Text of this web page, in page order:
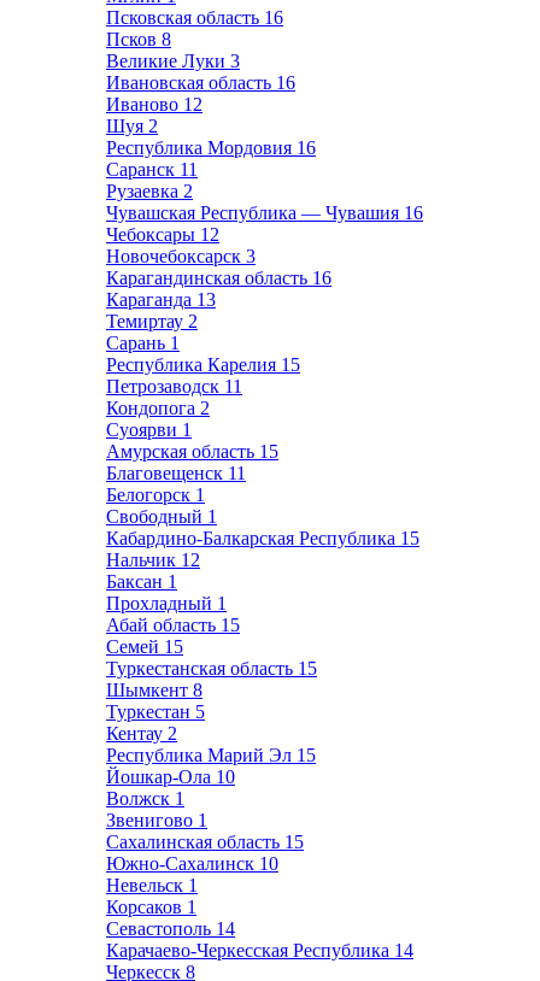
Псковская область 16
Псков 8
Великие Луки 3
Ивановская область 16
Иваново 12
Шуя 2
Республика Мордовия 16
Саранск 11
Рузаевка 2
Чувашская Республика — Чувашия 16
Чебоксары 12
Новочебоксарск 3
Карагандинская область 16
Караганда 13
Темиртау 2
Сарань 1
Республика Карелия 15
Петрозаводск 11
Кондопога 2
Суоярви 1
Амурская область 15
Благовещенск 11
Белогорск 1
Свободный 1
Кабардино-Балкарская Республика 15
Нальчик 12
Баксан 1
Прохладный 1
Абай область 15
Семей 15
Туркестанская область 15
Шымкент 8
Туркестан 5
Кентау 2
Республика Марий Эл 15
Йошкар-Ола 10
Волжск 1
Звенигово 1
Сахалинская область 15
Южно-Сахалинск 10
Невельск 1
Корсаков 1
Севастополь 14
Карачаево-Черкесская Республика 14
Черкесск 8